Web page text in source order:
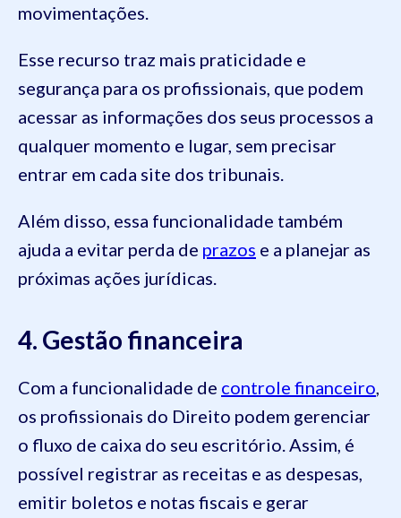
movimentações.
Esse recurso traz mais praticidade e
segurança para os profissionais, que podem
acessar as informações dos seus processos a
qualquer momento e lugar, sem precisar
entrar em cada site dos tribunais.
Além disso, essa funcionalidade também
ajuda a evitar perda de prazos e a planejar as
próximas ações jurídicas.
4. Gestão financeira
Com a funcionalidade de controle financeiro
os profissionais do Direito podem gerenciar
o fluxo de caixa do seu escritório. Assim, é
possível registrar as receitas e as despesas,
emitir boletos e notas fiscais e gerar